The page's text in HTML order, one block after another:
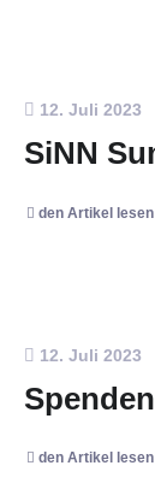
12. Juli 2023
SiNN
den Artikel lesen
12. Juli 2023
den Artikel lesen